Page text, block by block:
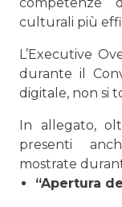
competenze
culturali più
L’Executive
durante il
digitale, non si
In allegato,
presenti
mostrate
“Apertura